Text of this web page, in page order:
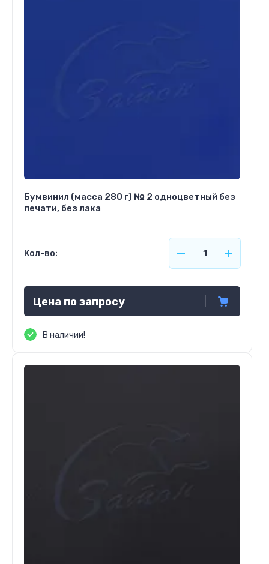
Бумвинил (масса 280 г) № 2 одноцветный без
печати, без лака
Кол-во:
Цена по запросу
В наличии!